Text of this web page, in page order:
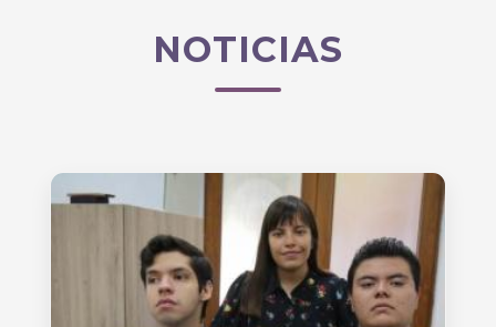
NOTICIAS